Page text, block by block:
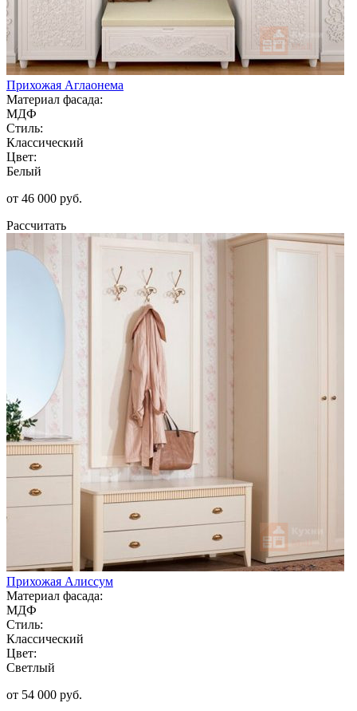
Прихожая Аглаонема
Материал фасада:
МДФ
Стиль:
Классический
Цвет:
Белый
от 46 000 руб.
Рассчитать
Прихожая Алиссум
Материал фасада:
МДФ
Стиль:
Классический
Цвет:
Светлый
от 54 000 руб.